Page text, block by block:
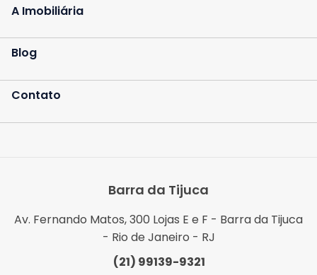
A Imobiliária
Blog
Contato
Barra da Tijuca
Av. Fernando Matos, 300 Lojas E e F - Barra da Tijuca
- Rio de Janeiro - RJ
(21) 99139-9321